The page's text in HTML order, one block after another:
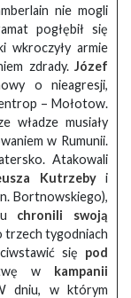
nie mogli
pogłębił się
wkroczyły armie
zdrady. Józef
o nieagresji,
– Mołotow.
władze musiały
w Rumunii.
Atakowali
Kutrzebyi
Bortnowskiego),
chronili swoją
trzech tygodniach
się pod
w kampanii
dniu, w którym